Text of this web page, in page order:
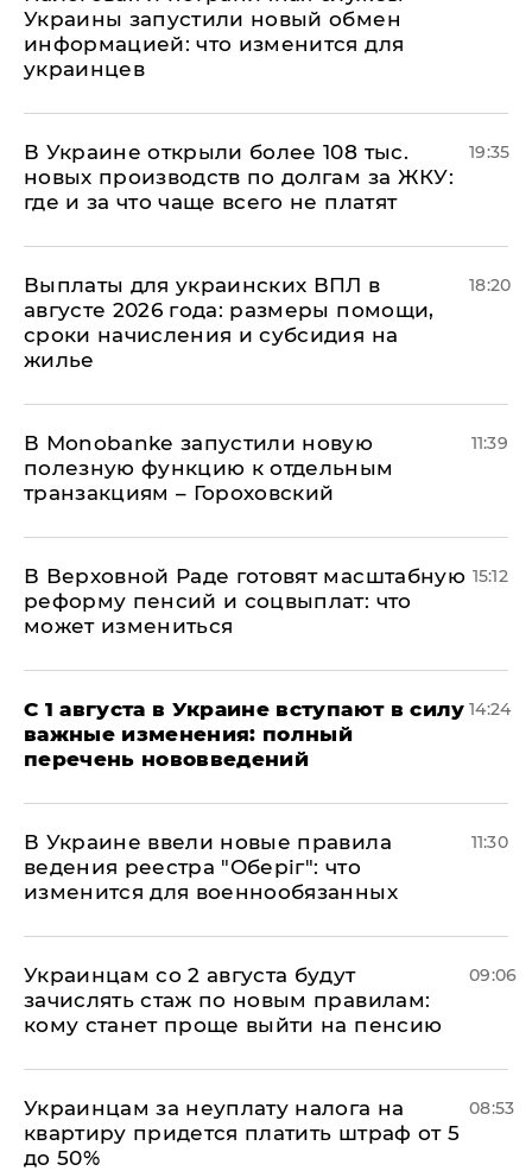
Украины запустили новый обмен
информацией: что изменится для
украинцев
В Украине открыли более 108 тыс.
новых производств по долгам за ЖКУ:
где и за что чаще всего не платят
19:35
Выплаты для украинских ВПЛ в
августе 2026 года: размеры помощи,
сроки начисления и субсидия на
жилье
18:20
В Мonobankе запустили новую
полезную функцию к отдельным
транзакциям – Гороховский
11:39
В Верховной Раде готовят масштабную
реформу пенсий и соцвыплат: что
может измениться
15:12
С 1 августа в Украине вступают в силу
важные изменения: полный
перечень нововведений
14:24
В Украине ввели новые правила
ведения реестра "Оберіг": что
изменится для военнообязанных
11:30
Украинцам со 2 августа будут
зачислять стаж по новым правилам:
кому станет проще выйти на пенсию
09:06
Украинцам за неуплату налога на
квартиру придется платить штраф от 5
до 50%
08:53